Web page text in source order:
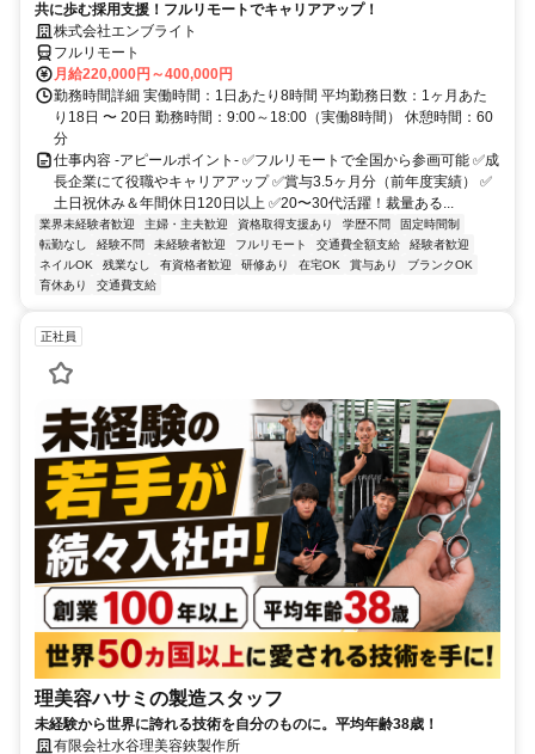
共に歩む採用支援！フルリモートでキャリアアップ！
株式会社エンブライト
フルリモート
月給220,000円～400,000円
勤務時間詳細 実働時間：1日あたり8時間 平均勤務日数：1ヶ月あた
り18日 〜 20日 勤務時間：9:00～18:00（実働8時間） 休憩時間：60
分
仕事内容 -アピールポイント- ✅フルリモートで全国から参画可能 ✅成
長企業にて役職やキャリアアップ ✅賞与3.5ヶ月分（前年度実績） ✅
土日祝休み＆年間休日120日以上 ✅20〜30代活躍！裁量ある...
業界未経験者歓迎 主婦・主夫歓迎 資格取得支援あり 学歴不問
固定時間制
転勤なし
経験不問 未経験者歓迎 フルリモート 交通費全額支給
経験者歓迎
ネイルOK
残業なし 有資格者歓迎 研修あり 在宅OK 賞与あり
ブランクOK
育休あり
交通費支給
正社員
理美容ハサミの製造スタッフ
未経験から世界に誇れる技術を自分のものに。平均年齢38歳！
有限会社水谷理美容鋏製作所